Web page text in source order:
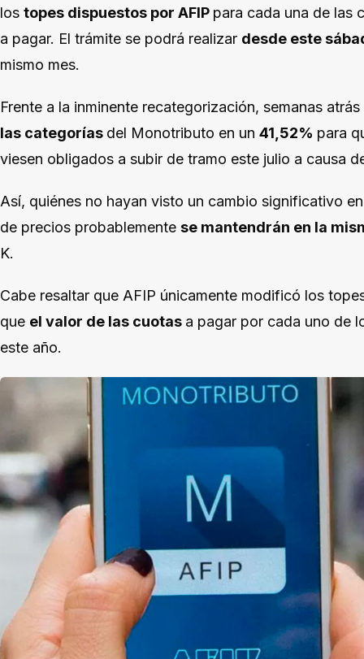
los topes dispuestos por AFIP para cada una de las
a pagar. El trámite se podrá realizar desde este
mismo mes.
Frente a la inminente recategorización, semanas
las categorías del Monotributo en un 41,52% para
viesen obligados a subir de tramo este julio a causa
Así, quiénes no hayan visto un cambio significativo
de precios probablemente se mantendrán en la
K.
Cabe resaltar que AFIP únicamente modificó los
que el valor de las cuotas a pagar por cada uno de
este año.